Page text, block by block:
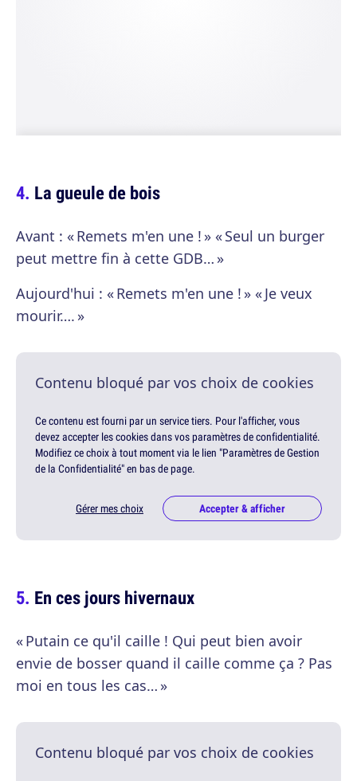
La gueule de bois
Avant : « Remets m'en une ! » « Seul un burger
peut mettre fin à cette GDB… »
Aujourd'hui : « Remets m'en une ! » « Je veux
mourir…. »
Contenu bloqué par vos choix de cookies
Ce contenu est fourni par un service tiers. Pour l'afficher, vous
devez accepter les cookies dans vos paramètres de confidentialité.
Modifiez ce choix à tout moment via le lien "Paramètres de Gestion
de la Confidentialité" en bas de page.
Gérer mes choix Accepter & afficher
En ces jours hivernaux
« Putain ce qu'il caille ! Qui peut bien avoir
envie de bosser quand il caille comme ça ? Pas
moi en tous les cas… »
Contenu bloqué par vos choix de cookies